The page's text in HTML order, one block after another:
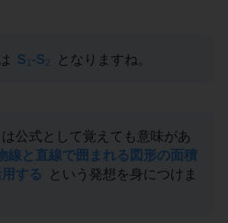
S -S2 となりますね。
公式として覚えても意味があ
線と直線で囲まれる図形の面積
する
という発想を身につけま